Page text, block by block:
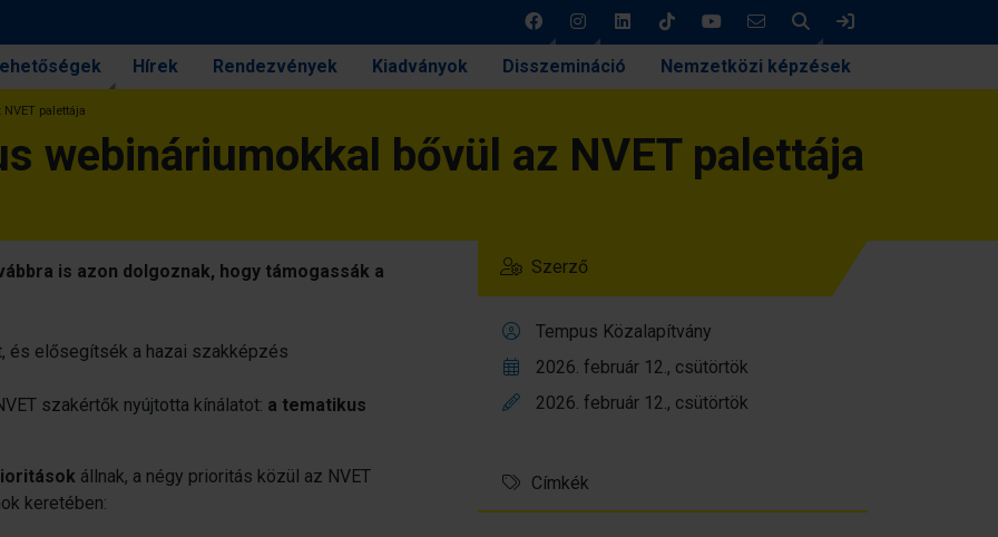
Keresés
Hírek Rendezvények Kiadványok Disszemináció Nemzetközi képzések
palettája
webináriumokkal bővül az NVET palettája
is azon dolgoznak, hogy támogassák a
és elősegítsék a hazai szakképzés
szakértők nyújtotta kínálatot: a tematikus
állnak, a négy prioritás közül az NVET
keretében:
Szerző
Tempus Közalapítvány
2026. február 12., csütörtök
2026. február 12., csütörtök
Címkék